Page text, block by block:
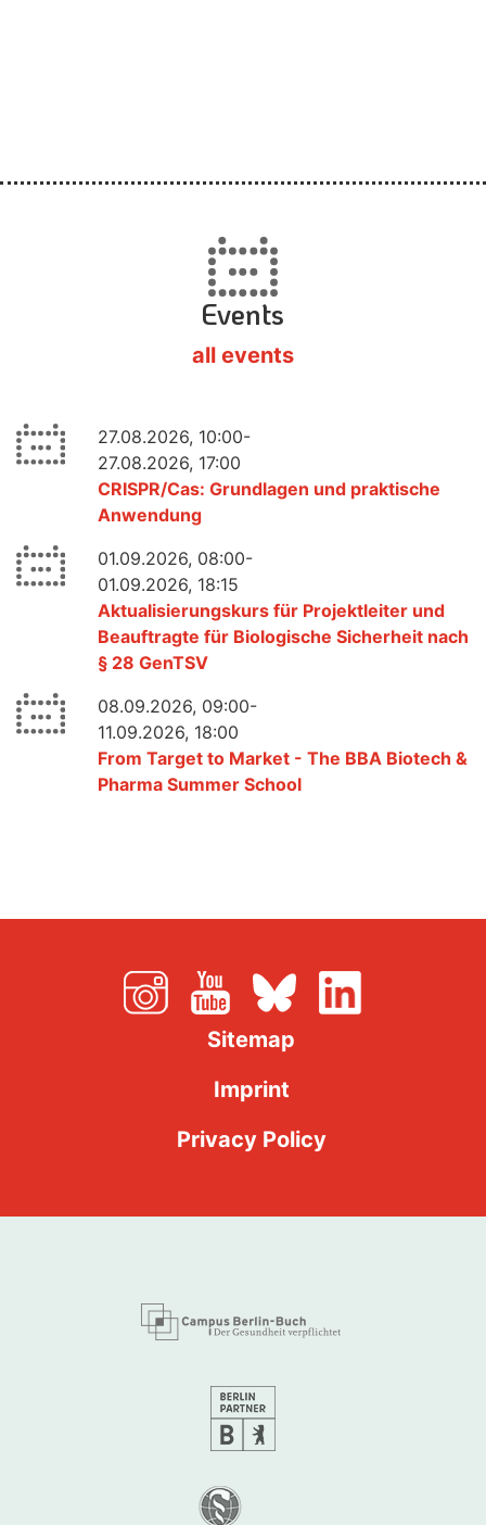
Events
all events
27.08.2026, 10:00-
27.08.2026, 17:00
CRISPR/Cas: Grundlagen und praktische
Anwendung
01.09.2026, 08:00-
01.09.2026, 18:15
Aktualisierungskurs für Projektleiter und
Beauftragte für Biologische Sicherheit nach
§ 28 GenTSV
08.09.2026, 09:00-
11.09.2026, 18:00
From Target to Market - The BBA Biotech &
Pharma Summer School
Sitemap
Imprint
Privacy Policy